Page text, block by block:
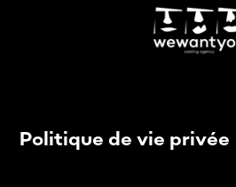
Politique de vie privée